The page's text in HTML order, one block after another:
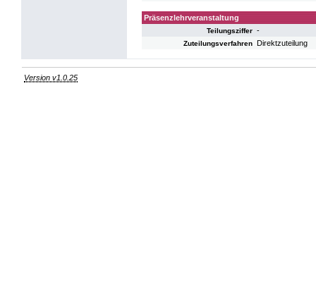
Präsenzlehrveranstaltung
Teilungsziffer -
Zuteilungsverfahren Direktzuteilung
Version v1.0.25